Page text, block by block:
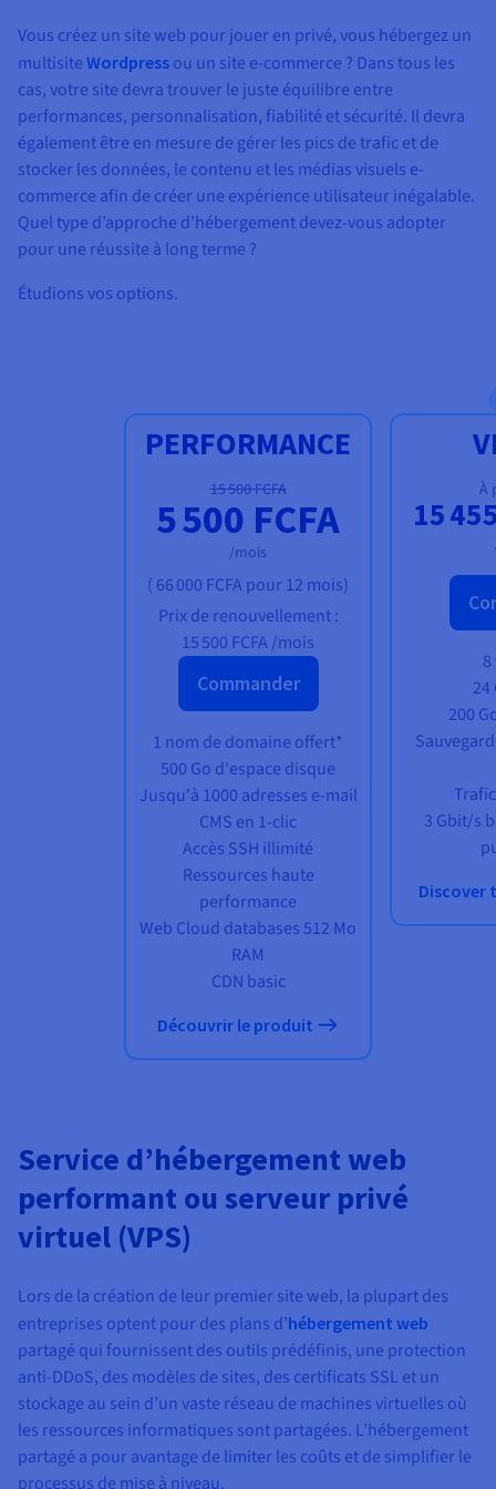
Disponibilités par régions
Documentation
Roadmap & Changelog
Roadmap & Changelog
Roadmap & Changelog
Vous créez un site web pour jouer en privé, vous hébergez un
multisite Wordpress ou un site e-commerce ? Dans tous les
cas, votre site devra trouver le juste équilibre entre
performances, personnalisation, fiabilité et sécurité. Il devra
également être en mesure de gérer les pics de trafic et de
stocker les données, le contenu et les médias visuels e-
commerce afin de créer une expérience utilisateur inégalable.
Quel type d’approche d’hébergement devez-vous adopter
pour une réussite à long terme ?
Étudions vos options.
PERFORMANCE
15 500 FCFA
5 500 FCFA
/mois
( 66 000 FCFApour 12 mois)
Prix de renouvellement :
15 500 FCFA/mois
Commander
1 nom de domaine offert*
500 Go d'espace disque
Jusqu'à 1000 adresses e-mail
CMS en 1-clic
Accès SSH illimité
Ressources haute
performance
Web Cloud databases 512 Mo
RAM
CDN basic
Découvrir le produit
À
15
200
3 Gbit/s
Discover
Service d’hébergement web
performant ou serveur privé
virtuel (VPS)
Lors de la création de leur premier site web, la plupart des
entreprises optent pour des plans d’hébergement web
partagé qui fournissent des outils prédéfinis, une protection
anti-DDoS, des modèles de sites, des certificats SSL et un
stockage au sein d’un vaste réseau de machines virtuelles où
les ressources informatiques sont partagées. L’hébergement
partagé a pour avantage de limiter les coûts et de simplifier le
processus de mise à niveau.